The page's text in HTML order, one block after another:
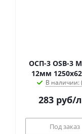
ОСП-3 OSB-3
12мм
В наличии:
283 руб/
Под заказ